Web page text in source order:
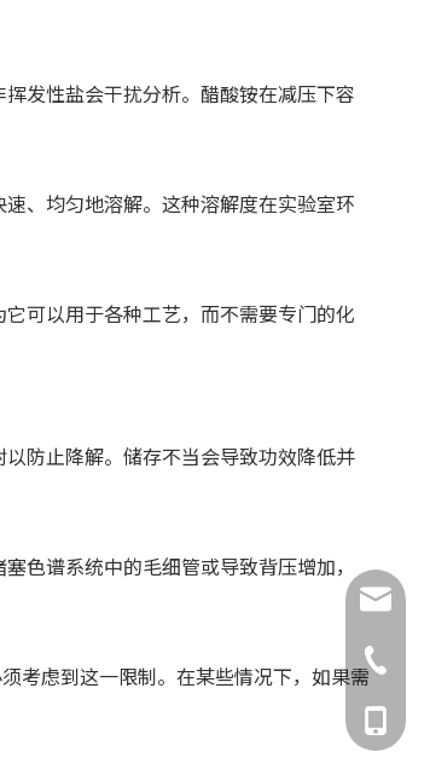
发性盐会干扰分析。醋酸铵在减压下容
、均匀地溶解。这种溶解度在实验室环
可以用于各种工艺，而不需要专门的化
防止降解。储存不当会导致功效降低并
色谱系统中的毛细管或导致背压增加，
考虑到这一限制。在某些情况下，如果需
0510-